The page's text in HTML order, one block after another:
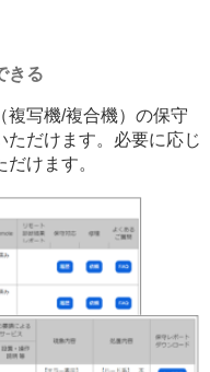
きる
複写機/複合機）の保守
ただけます。必要に応じ
けます。